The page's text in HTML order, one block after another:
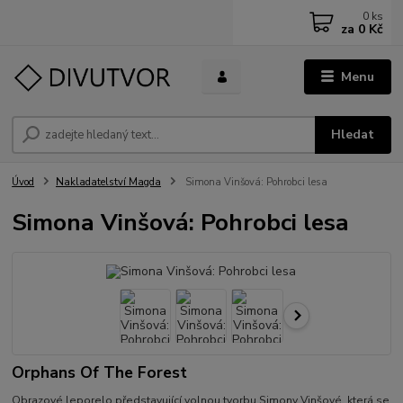
Menu
Hledat
0 ks
za 0 Kč
Úvod Nakladatelství Magda Simona Vinšová: Pohrobci lesa
Simona Vinšová: Pohrobci lesa
Orphans Of The Forest